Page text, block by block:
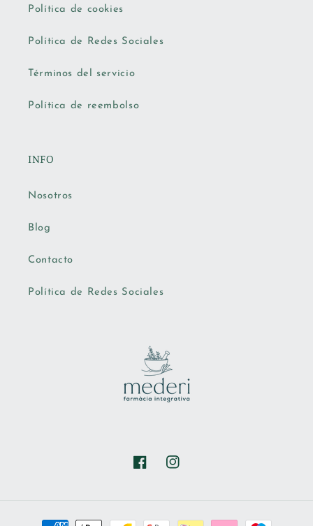
Política de cookies
Política de Redes Sociales
Términos del servicio
Política de reembolso
INFO
Nosotros
Blog
Contacto
Política de Redes Sociales
FacebookInstagram
Formas